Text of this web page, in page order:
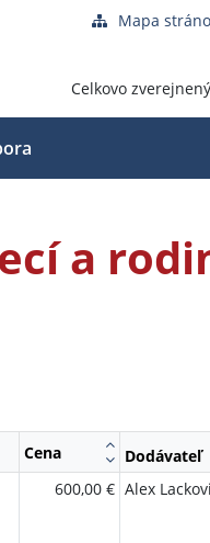
Mapa
Celkovo
a
Cena Dodávateľ
600,00 € Alex